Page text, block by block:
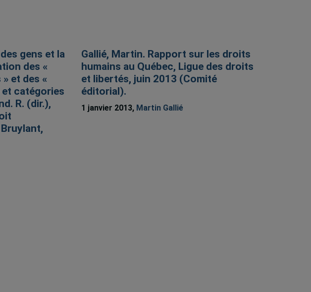
gens et la
des «
et des «
catégories
R. (dir.),
Gallié, Martin. Rapport sur les droits
humains au Québec, Ligue des droits
et libertés, juin 2013 (Comité
éditorial).
1 janvier 2013, Martin Gallié